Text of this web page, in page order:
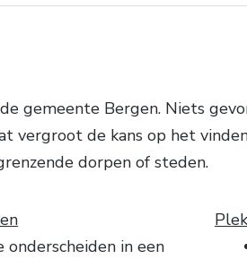
gemeente Bergen. Niets
vergroot de kans op het
dorpen of steden.
onderscheiden in een